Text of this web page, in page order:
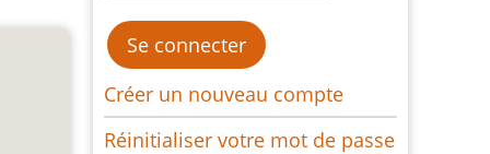
Créer un nouveau compte
Réinitialiser votre mot de passe